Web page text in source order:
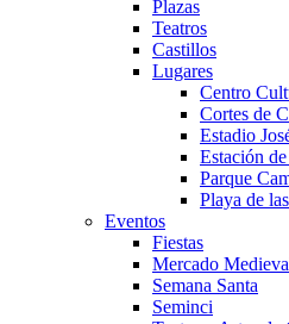
Plazas
Teatros
Castillos
Lugares
Centro
Cortes de
Estadio
Estación
Parque
Playa de
Eventos
Fiestas
Mercado
Semana Santa
Seminci